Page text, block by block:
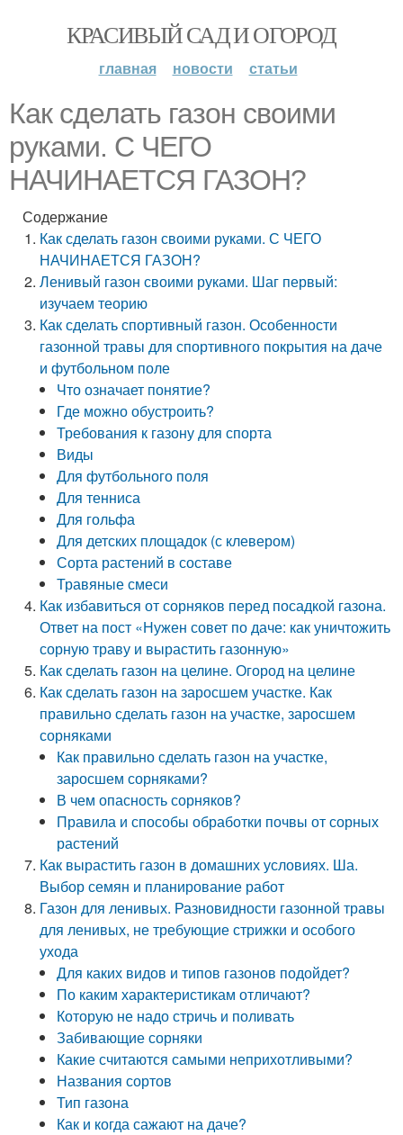
КРАСИВЫЙ САД И ОГОРОД
главная новости статьи
Как сделать газон своими
руками. С ЧЕГО
НАЧИНАЕТСЯ ГАЗОН?
Содержание
Как сделать газон своими руками. С ЧЕГО
НАЧИНАЕТСЯ ГАЗОН?
Ленивый газон своими руками. Шаг первый:
изучаем теорию
Как сделать спортивный газон. Особенности
газонной травы для спортивного покрытия на даче
и футбольном поле
Что означает понятие?
Где можно обустроить?
Требования к газону для спорта
Виды
Для футбольного поля
Для тенниса
Для гольфа
Для детских площадок (с клевером)
Сорта растений в составе
Травяные смеси
Как избавиться от сорняков перед посадкой газона.
Ответ на пост «Нужен совет по даче: как уничтожить
сорную траву и вырастить газонную»
Как сделать газон на целине. Огород на целине
Как сделать газон на заросшем участке. Как
правильно сделать газон на участке, заросшем
сорняками
Как правильно сделать газон на участке,
заросшем сорняками?
В чем опасность сорняков?
Правила и способы обработки почвы от сорных
растений
Как вырастить газон в домашних условиях. Ша.
Выбор семян и планирование работ
Газон для ленивых. Разновидности газонной травы
для ленивых, не требующие стрижки и особого
ухода
Для каких видов и типов газонов подойдет?
По каким характеристикам отличают?
Которую не надо стричь и поливать
Забивающие сорняки
Какие считаются самыми неприхотливыми?
Названия сортов
Тип газона
Как и когда сажают на даче?